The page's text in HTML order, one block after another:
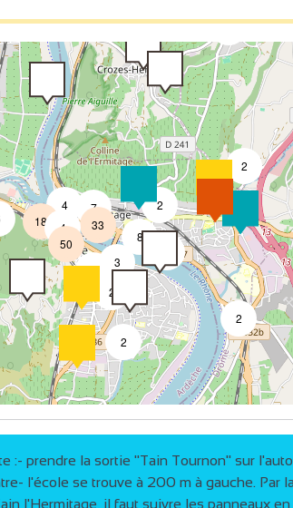
2
2
2
2
2
3
2
2
8
4
4
18
7
2
3
50
33
:- prendre la sortie "Tain Tournon" sur
l'école se trouve à 200 m à gauche. Par
l'Hermitage, il faut suivre les panneaux